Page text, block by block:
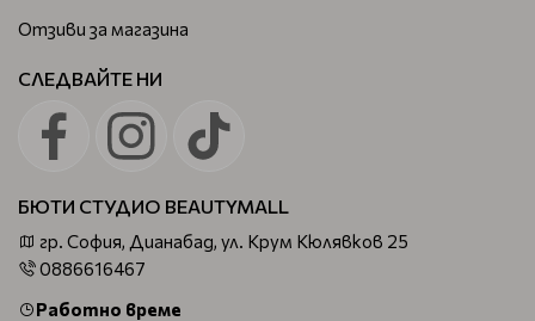
Отзиви за магазина
СЛЕДВАЙТЕ НИ
БЮТИ СТУДИО BEAUTYMALL
гр. София, Дианабад, ул. Крум Кюлявков 25
0886616467
Работно време